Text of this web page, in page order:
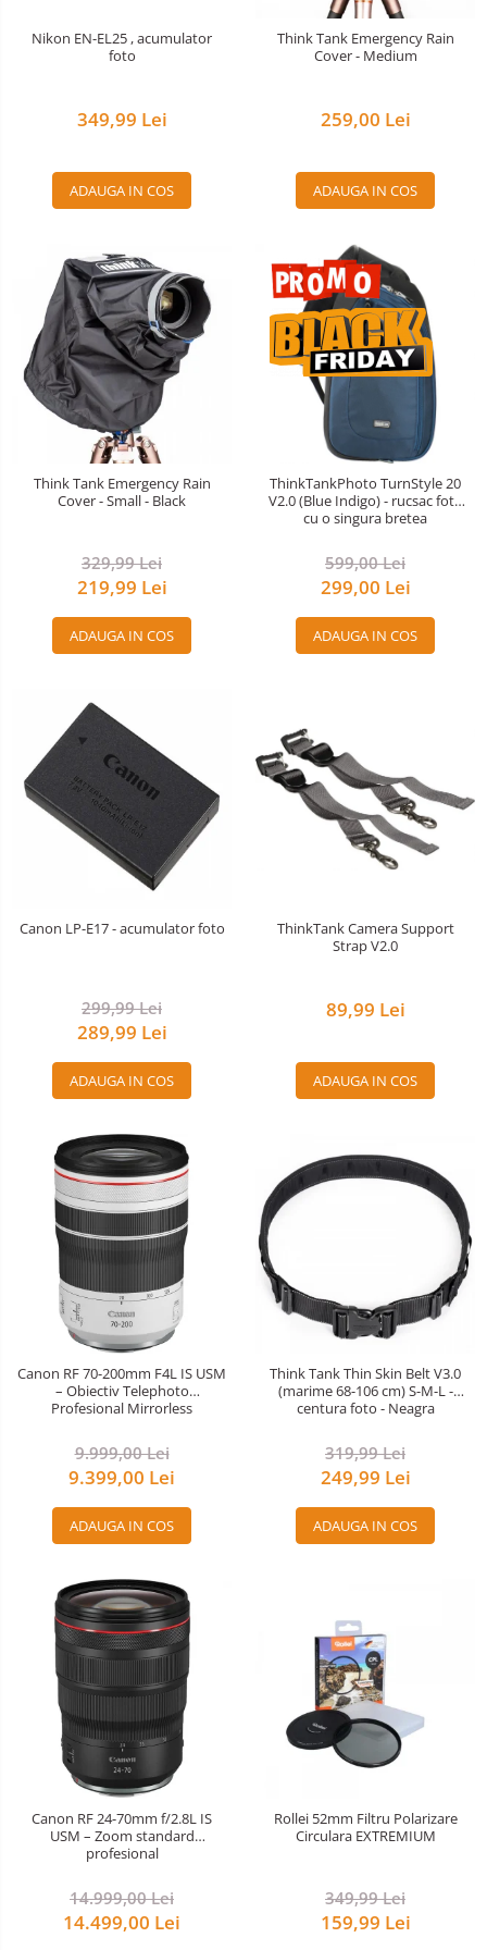
Accesorii diverse
Nikon EN-EL25 , acumulator
foto
349,99 Lei
ADAUGA IN COS
Think Tank Emergency Rain
Cover - Medium
259,00 Lei
ADAUGA IN COS
Think Tank Emergency Rain
Cover - Small - Black
329,99 Lei
219,99 Lei
ADAUGA IN COS
ThinkTankPhoto TurnStyle 20
V2.0 (Blue Indigo) - rucsac foto
cu o singura bretea
599,00 Lei
299,00 Lei
ADAUGA IN COS
Canon LP-E17 - acumulator foto
299,99 Lei
289,99 Lei
ADAUGA IN COS
ThinkTank Camera Support
Strap V2.0
89,99 Lei
ADAUGA IN COS
Canon RF 70-200mm F4L IS USM
– Obiectiv Telephoto
Profesional Mirrorless
9.999,00 Lei
9.399,00 Lei
ADAUGA IN COS
Think Tank Thin Skin Belt V3.0
(marime 68-106 cm) S-M-L -
centura foto - Neagra
319,99 Lei
249,99 Lei
ADAUGA IN COS
Canon RF 24-70mm f/2.8L IS
USM – Zoom standard
profesional
14.999,00 Lei
14.499,00 Lei
Rollei 52mm Filtru Polarizare
Circulara EXTREMIUM
349,99 Lei
159,99 Lei